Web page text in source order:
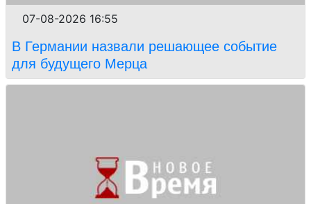
07-08-2026 16:55
В Германии назвали решающее событие
для будущего Мерца